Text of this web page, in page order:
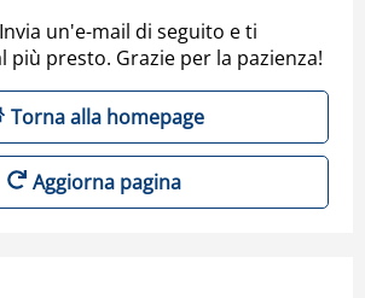
un'e-mail di seguito e ti
più presto. Grazie per la pazienza!
Torna alla homepage
Aggiorna pagina